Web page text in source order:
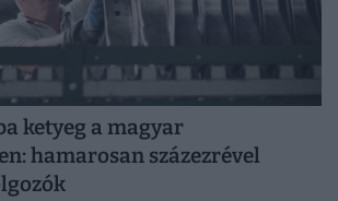
ketyeg a magyar
hamarosan százezrével